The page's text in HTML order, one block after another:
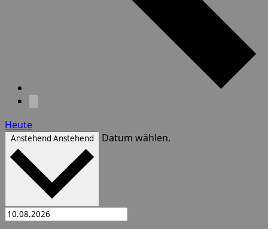
Heute
Anstehend Anstehend Datum wählen.